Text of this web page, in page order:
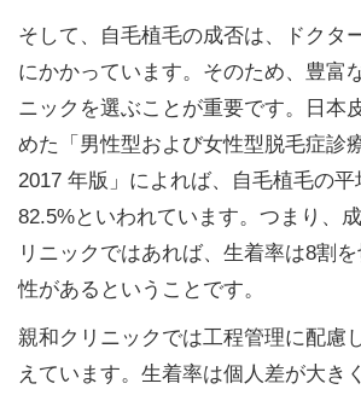
そして、自毛植毛の成否は、ドクタ
にかかっています。そのため、豊富
ニックを選ぶことが重要です。日本
めた「男性型および女性型脱毛症診
2017 年版」によれば、自毛植毛の
82.5%といわれています。つまり、
リニックではあれば、生着率は8割
性があるということです。
親和クリニックでは工程管理に配慮
えています。生着率は個人差が大き